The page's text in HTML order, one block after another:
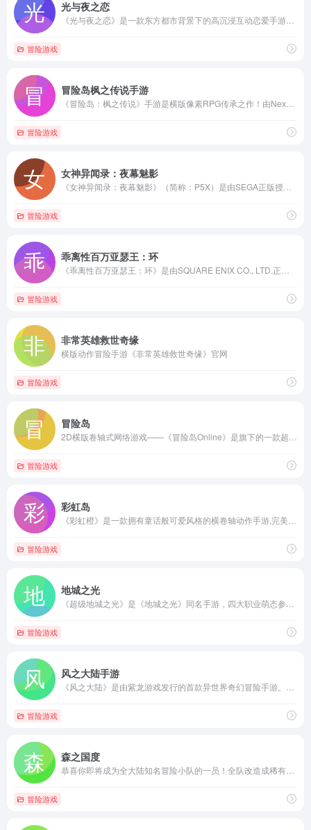
光与夜之恋
冒险游戏
冒险岛枫之传说手游
冒险游戏
女神异闻录：夜幕魅影
冒险游戏
乖离性百万亚瑟王：环
冒险游戏
非常英雄救世奇缘
横版动作冒险手游《非常英雄救世奇缘》官网
冒险游戏
冒险岛
冒险游戏
彩虹岛
冒险游戏
地城之光
冒险游戏
风之大陆手游
冒险游戏
森之国度
冒险游戏